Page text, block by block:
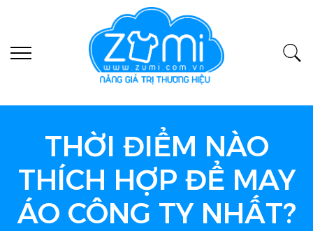
THỜI ĐIỂM NÀO
THÍCH HỢP ĐỂ MAY
ÁO CÔNG TY NHẤT?